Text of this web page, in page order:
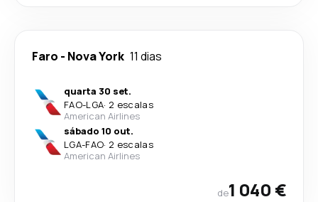
Faro - Nova York 11 dias
quarta 30 set.
FAO-LGA· 2 escalas
American Airlines
sábado 10 out.
LGA-FAO· 2 escalas
American Airlines
de1 040 €